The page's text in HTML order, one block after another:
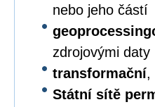
nebo jeho částí
zdrojovými daty
transformační,
Státní sítě